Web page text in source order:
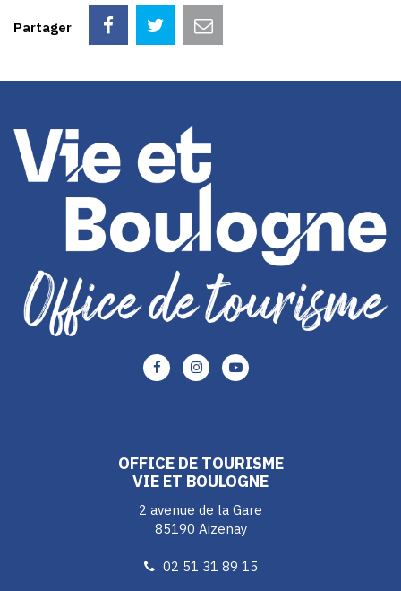
Partager
Lien
vers
Lien
vers
Lien
OFFICE DE TOURISME
VIE ET BOULOGNE
2 avenue de la Gare
85190 Aizenay
02 51 31 89 15